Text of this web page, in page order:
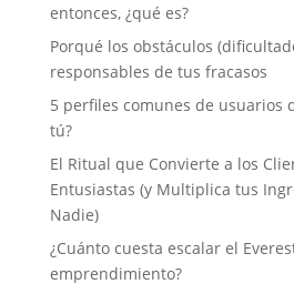
entonces, ¿qué es?
Porqué los obstáculos
responsables de tus fracasos
5 perfiles comunes de usuarios
tú?
El Ritual que Convierte a los
Entusiastas (y Multiplica tus
Nadie)
¿Cuánto cuesta escalar el
emprendimiento?